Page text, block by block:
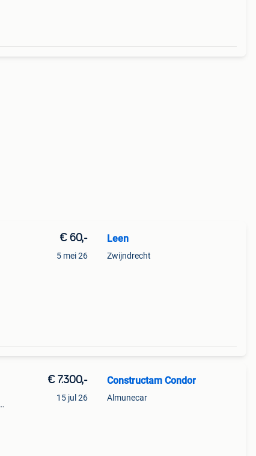
€ 60,-
5 mei 26
Leen
Zwijndrecht
€ 7.300,-
15 jul 26
Constructam Condor
Almunecar